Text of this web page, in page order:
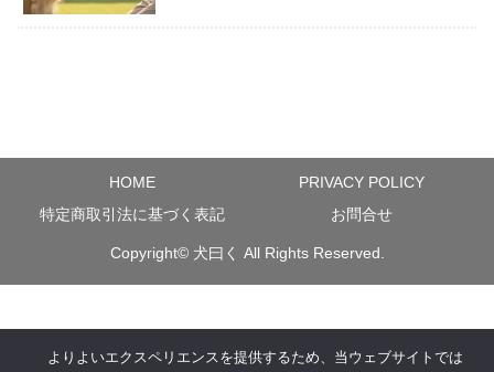
HOME
PRIVACY POLICY
特定商取引法に基づく表記
お問合せ
Copyright© 犬曰く All Rights Reserved.
よりよいエクスペリエンスを提供するため、当ウェブサイトでは